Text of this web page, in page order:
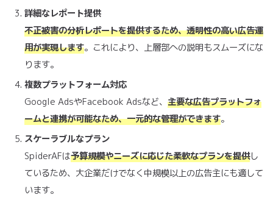
詳細なレポート提供
不正被害の分析レポートを提供するため、透明性の高い広告運
用が実現します。これにより、上層部への説明もスムーズにな
ります。
複数プラットフォーム対応
Google AdsやFacebook Adsなど、 主要な広告プラットフォ
ームと連携が可能なため、一元的な管理ができます。
スケーラブルなプラン
SpiderAFは予算規模やニーズに応じた柔軟なプランを提供し
ているため、大企業だけでなく中規模以上の広告主にも適して
います。